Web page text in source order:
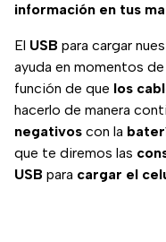
información en tus
El USB para cargar
ayuda en momentos
función de que los
hacerlo de manera
negativos con la
que te diremos las
USB para cargar el